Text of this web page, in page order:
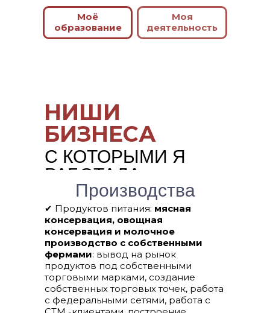
Моё
образование
Моя
деятельность
С КОТОРЫМИ Я
РАБОТАЛА
НИШИ
БИЗНЕСА
✔ Продуктов питания: мясная
консервация, овощная
консервация и молочное
производство с собственными
фермами: вывод на рынок
продуктов под собственными
торговыми марками, создание
собственных торговых точек, работа
с федеральными сетями, работа с
Производства